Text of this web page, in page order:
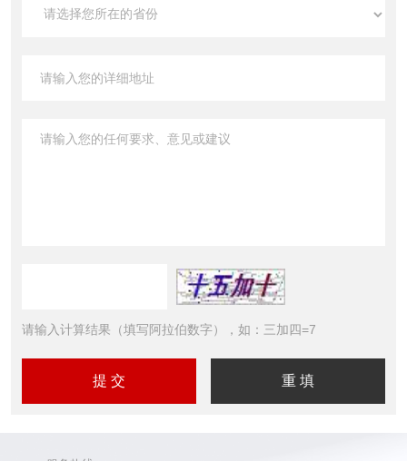
请输入计算结果（填写阿拉伯数字），如：三加四=7